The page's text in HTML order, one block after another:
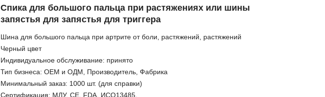
Спика для большого пальца при растяжениях или шины
запястья для запястья для триггера
Шина для большого пальца при артрите от боли, растяжений, растяжений
Черный цвет
Индивидуальное обслуживание: принято
Тип бизнеса: OEM и ОДМ, Производитель, Фабрика
Минимальный заказ: 1000 шт. (для справки)
Сертификация: МЛУ, CE, FDA, ИСО13485.